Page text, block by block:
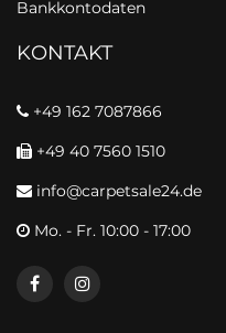
Bankkontodaten
KONTAKT
+49 162 7087866
+49 40 7560 1510
info@carpetsale24.de
Mo. - Fr. 10:00 - 17:00